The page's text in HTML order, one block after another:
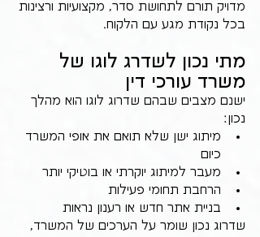
מדויק תורם לתחושת סדר, מקצועיות ורצינות
בכל נקודת מגע עם הלקוח.
מתי נכון לשדרג לוגו של
משרד עורכי דין
ישנם מצבים שבהם שדרוג לוגו הוא מהלך
נכון:
מיתוג ישן שלא תואם את אופי המשרד
כיום
מעבר למיתוג יוקרתי או בוטיקי יותר
הרחבת תחומי פעילות
בניית אתר חדש או רענון נראות
שדרוג נכון שומר על הערכים של המשרד,